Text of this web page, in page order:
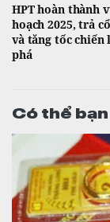
HPT hoàn thành
hoạch 2025, trả
và tăng tốc chiến
phá
Có thể